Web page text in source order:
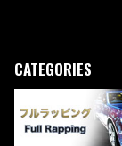
CATEGORIES